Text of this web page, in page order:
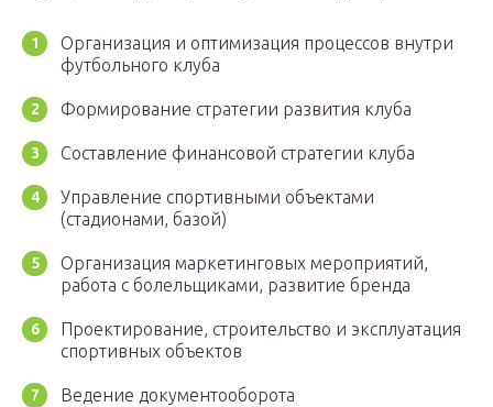
Организация и оптимизация процессов внутри
футбольного клуба
Формирование стратегии развития клуба
Составление финансовой стратегии клуба
Управление спортивными объектами
(стадионами, базой)
Организация маркетинговых мероприятий,
работа с болельщиками, развитие бренда
Проектирование, строительство и эксплуатация
спортивных объектов
Ведение документооборота